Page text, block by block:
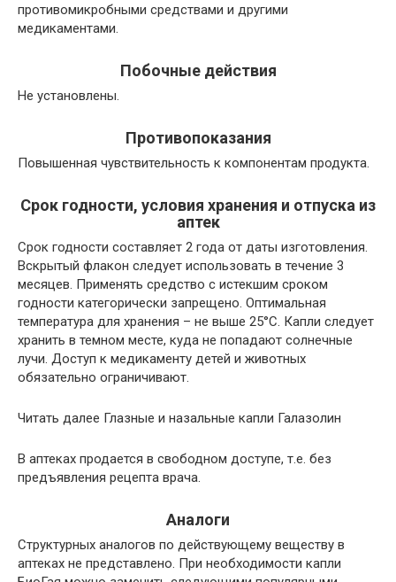
противомикробными средствами и другими
медикаментами.
Побочные действия
Не установлены.
Противопоказания
Повышенная чувствительность к компонентам продукта.
Срок годности, условия хранения и отпуска из
аптек
Срок годности составляет 2 года от даты изготовления.
Вскрытый флакон следует использовать в течение 3
месяцев. Применять средство с истекшим сроком
годности категорически запрещено. Оптимальная
температура для хранения – не выше 25°С. Капли следует
хранить в темном месте, куда не попадают солнечные
лучи. Доступ к медикаменту детей и животных
обязательно ограничивают.
Читать далее Глазные и назальные капли Галазолин
В аптеках продается в свободном доступе, т.е. без
предъявления рецепта врача.
Аналоги
Структурных аналогов по действующему веществу в
аптеках не представлено. При необходимости капли